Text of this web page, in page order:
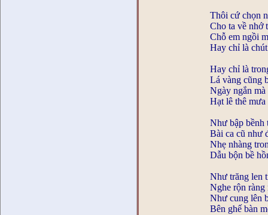
Thôi cứ chọn
Cho ta về nhớ
Chỗ em ngồi
Hay chỉ là
Hay chỉ là
Lá vàng cũng
Ngày ngắn
Hạt lê thê
Như bập bềnh
Bài ca cũ như
Nhẹ nhàng
Dẫu bộn bề
Như trăng len
Nghe rộn
Như cung lên
Bên ghế bàn